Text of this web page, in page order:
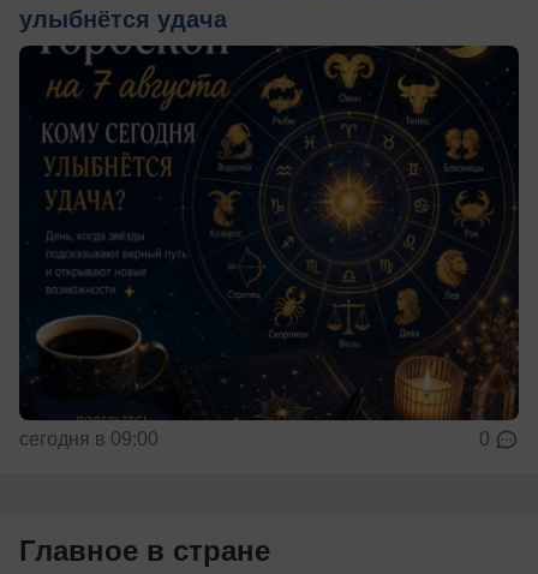
улыбнётся удача
сегодня в 09:00 0
Главное в стране